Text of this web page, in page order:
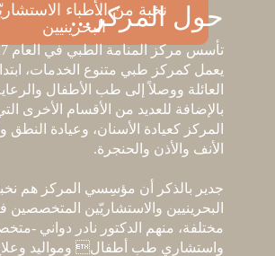
نخبة من الأطباء
البحرينيين
حول المركز...
يعمل كمركز طبي متنوع الخدمات،
العائلة ووصلاً إلى طب الأطفال
بالإضافة للعديد من الأقسام الأخرى
المركز كعيادة الأسنان، وعيادة النطق
الأنف والأذن والحنجرة.
جدير بالذكر أن مؤسِسي المركز هم
البحرينيين والاستشاريّين
مختلفة، منهم الدكتور نادر دواني -
واستشاري طب أطفال ومواليد